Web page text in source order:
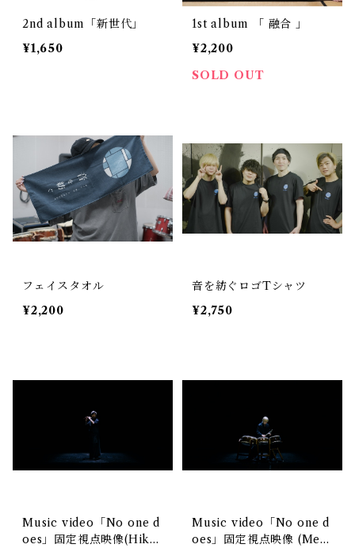
2nd album「新世代」
¥1,650
1st album 「 融合 」
¥2,200
SOLD OUT
フェイスタオル
¥2,200
音を紡ぐロゴTシャツ
¥2,750
Music video「No one d
oes」固定視点映像(Hikar
Music video「No one d
oes」固定視点映像 (Mem